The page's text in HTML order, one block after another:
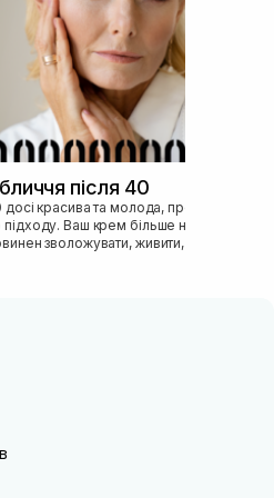
після 40
підходу. Ваш крем більше не може
зволожувати, живити, покр...